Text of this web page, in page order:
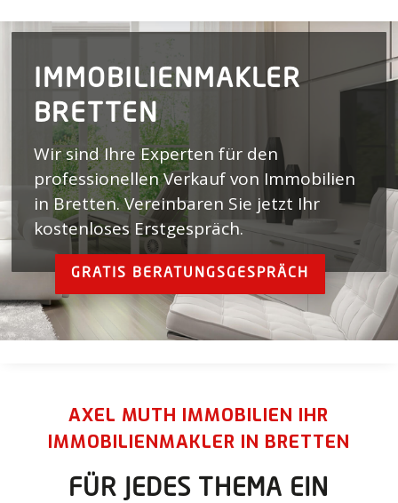
IMMOBILIENMAKLER
BRETTEN
Wir sind Ihre Experten für den
professionellen Verkauf von Immobilien
in Bretten.Vereinbaren Sie jetzt Ihr
kostenloses Erstgespräch.
GRATIS BERATUNGSGESPRÄCH
AXEL MUTH IMMOBILIEN IHR
IMMOBILIENMAKLER IN BRETTEN
FÜR JEDES THEMA EIN